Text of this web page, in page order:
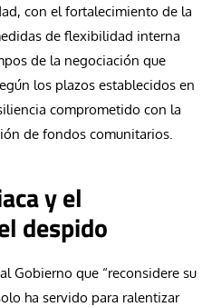
, con el fortalecimiento de la
de flexibilidad interna
de la negociación que
los plazos establecidos en
comprometido con la
de fondos comunitarios.
y el
despido
Gobierno que “reconsidere su
ha servido para ralentizar